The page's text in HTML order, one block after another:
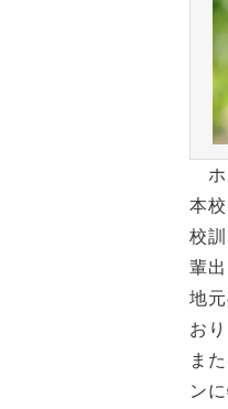
ホ
本
校訓
輩
地
おり
ま
ン